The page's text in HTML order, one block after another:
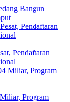
Bangun
Pendaftaran
Program